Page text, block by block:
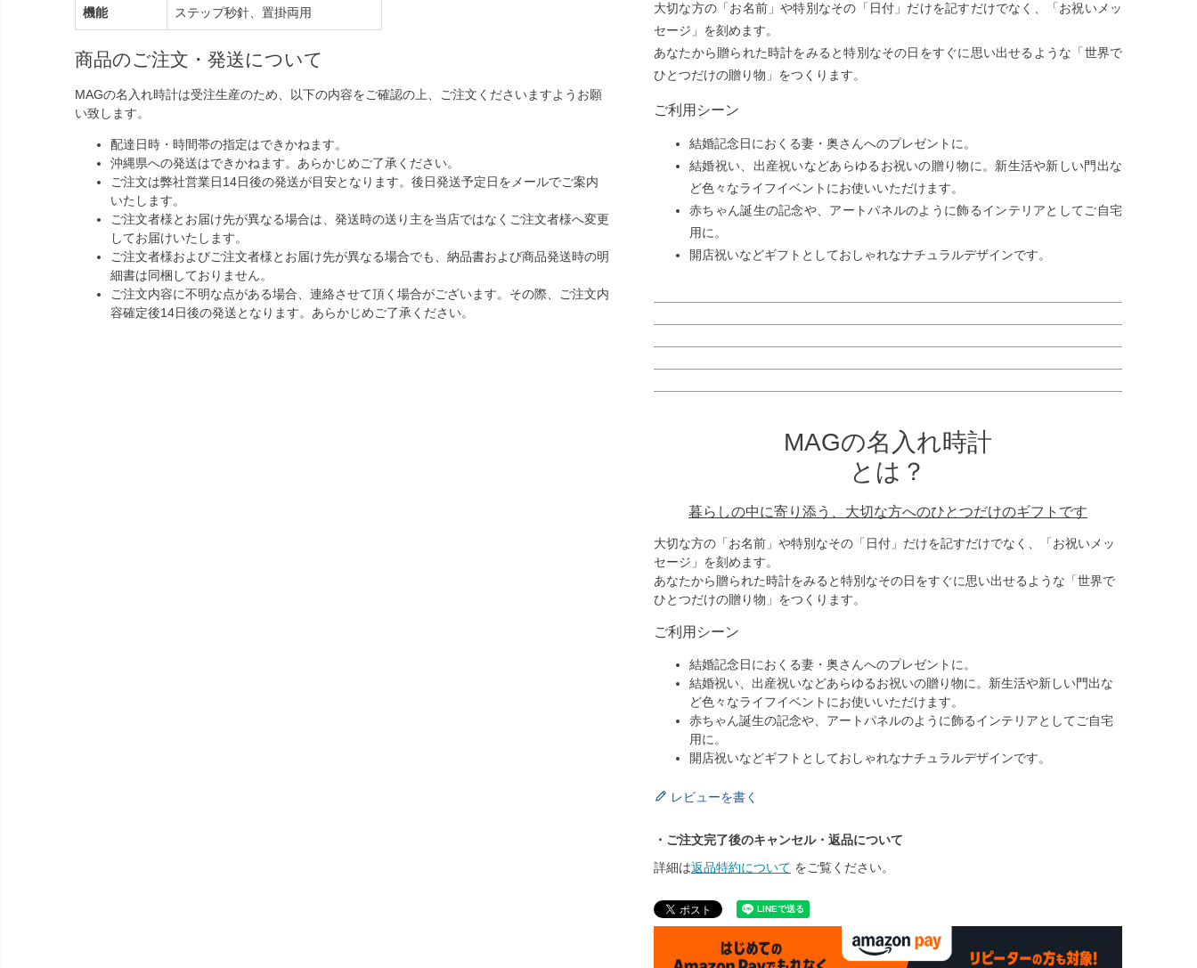
機能 ステップ秒針、置掛両用
商品のご注文・発送について
MAGの名入れ時計は受注生産のため、以下の内容をご確認の上、ご注文くださいますようお願
い致します。
配達日時・時間帯の指定はできかねます。
沖縄県への発送はできかねます。あらかじめご了承ください。
ご注文は弊社営業日14日後の発送が目安となります。後日発送予定日をメールでご案内
いたします。
ご注文者様とお届け先が異なる場合は、発送時の送り主を当店ではなくご注文者様へ変更
してお届けいたします。
ご注文者様およびご注文者様とお届け先が異なる場合でも、納品書および商品発送時の明
細書は同梱しておりません。
ご注文内容に不明な点がある場合、連絡させて頂く場合がございます。その際、ご注文内
容確定後14日後の発送となります。あらかじめご了承ください。
大切な方の「お名前」や特別なその「日付」だけを記すだけでなく、「お祝いメッ
セージ」を刻めます。
あなたから贈られた時計をみると特別なその日をすぐに思い出せるような「世界で
ひとつだけの贈り物」をつくります。
ご利用シーン
結婚記念日におくる妻・奥さんへのプレゼントに。
結婚祝い、出産祝いなどあらゆるお祝いの贈り物に。新生活や新しい門出な
ど色々なライフイベントにお使いいただけます。
赤ちゃん誕生の記念や、アートパネルのように飾るインテリアとしてご自宅
用に。
開店祝いなどギフトとしておしゃれなナチュラルデザインです。
MAGの名入れ時計
とは？
暮らしの中に寄り添う、大切な方へのひとつだけのギフトです
大切な方の「お名前」や特別なその「日付」だけを記すだけでなく、「お祝いメッ
セージ」を刻めます。
あなたから贈られた時計をみると特別なその日をすぐに思い出せるような「世界で
ひとつだけの贈り物」をつくります。
ご利用シーン
結婚記念日におくる妻・奥さんへのプレゼントに。
結婚祝い、出産祝いなどあらゆるお祝いの贈り物に。新生活や新しい門出な
ど色々なライフイベントにお使いいただけます。
赤ちゃん誕生の記念や、アートパネルのように飾るインテリアとしてご自宅
用に。
開店祝いなどギフトとしておしゃれなナチュラルデザインです。
レビューを書く
・ご注文完了後のキャンセル・返品について
詳細は返品特約について をご覧ください。